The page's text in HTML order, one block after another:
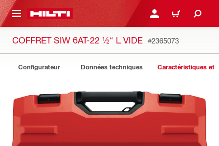
CONTENT CONNEXION OU
PANIER
COFFRET SIW 6AT-22 ½“ L VIDE #2365073
Configurateur Données techniques Caractéristiques et